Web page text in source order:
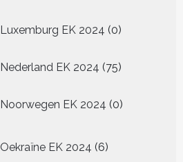
Luxemburg EK 2024 00
Nederland EK 2024 7575
Noorwegen EK 2024 00
Oekraïne EK 2024 6
producten